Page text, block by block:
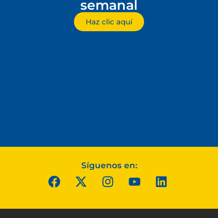
semanal
Haz clic aquí
Síguenos en: